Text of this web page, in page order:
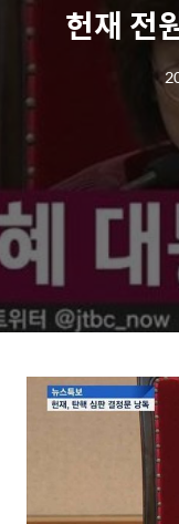
헌재 전